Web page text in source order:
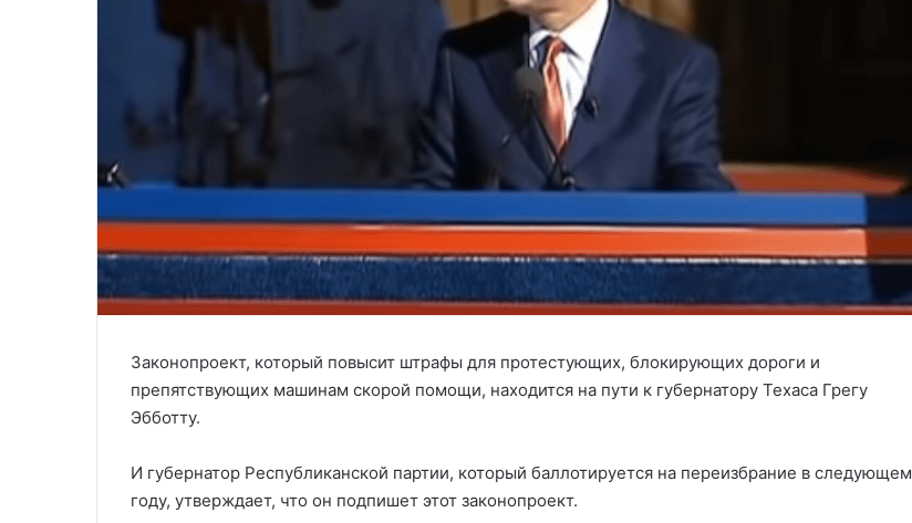
Законопроект, который повысит штрафы для протестующих, блокирующих дороги и
препятствующих машинам скорой помощи, находится на пути к губернатору Техаса Грегу
Эбботту.
И губернатор Республиканской партии, который баллотируется на переизбрание в следующем
году, утверждает, что он подпишет этот законопроект.